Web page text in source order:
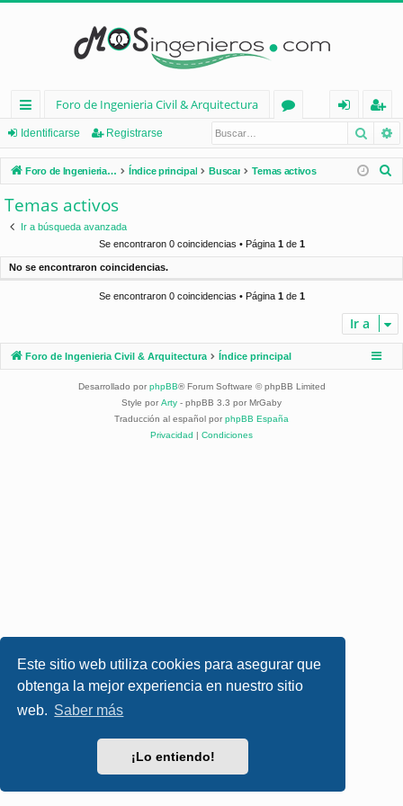
Este sitio web utiliza cookies para asegurar que
obtenga la mejor experiencia en nuestro sitio
web. Saber más
¡Lo entiendo!
nl
ac
es
rá
d
Foro de Ingenieria Civil & Arquitectura
os
nt
ifi
eg
ist
ra
Identificarse Registrarse
Foro de Ingenieria Civil & Arquitectura Índice principal Buscar Temas activos
Temas activos
Ir a búsqueda avanzada
Se encontraron 0 coincidencias • Página 1de 1
No se encontraron coincidencias.
Se encontraron 0 coincidencias • Página 1de 1
Ir a
Foro de Ingenieria Civil & Arquitectura Índice principal
Desarrollado por phpBB® Forum Software © phpBB Limited
Style por Arty - phpBB 3.3 por MrGaby
Traducción al español por phpBB España
Privacidad | Condiciones